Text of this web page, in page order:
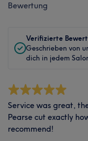
Bewertung
Verifizierte
Geschrieben von
dich in jedem
Service was great,
Pearse cut exactly
recommend!